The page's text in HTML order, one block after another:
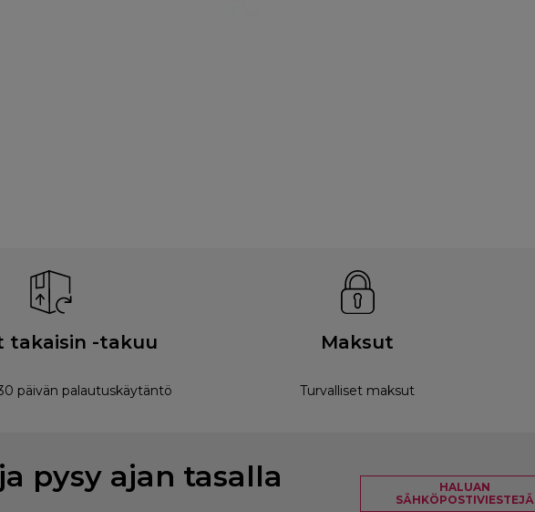
takaisin -takuu
päivän palautuskäytäntö
Maksut
Turvalliset maksut
pysy ajan tasalla
HALUAN
SÄHKÖPOSTIVIESTEJÄ